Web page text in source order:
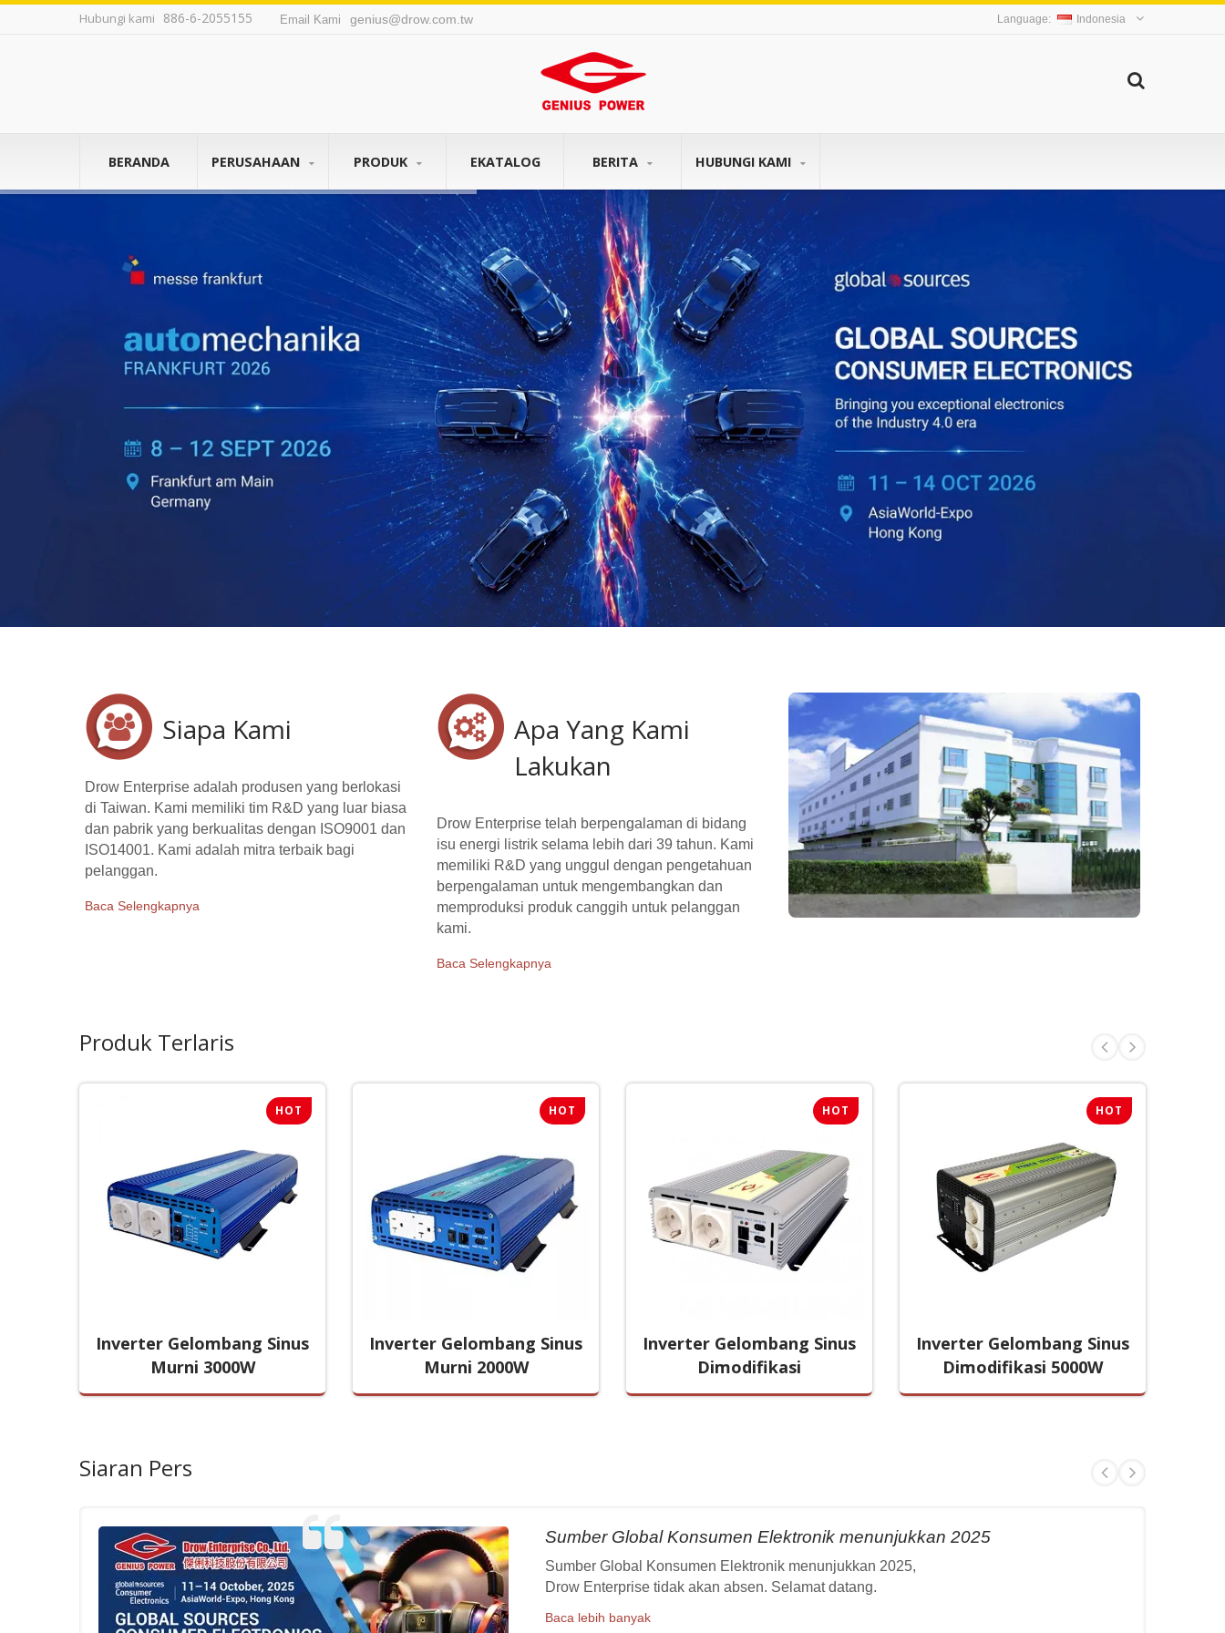
Hubungi kami 886-6-2055155 Email Kami genius@drow.com.tw Indonesia
BERANDA PERUSAHAAN PRODUK EKATALOG BERITA HUBUNGI KAMI
Siapa Kami
Drow Enterprise adalah produsen yang berlokasi
di Taiwan. Kami memiliki tim R&D yang luar biasa
dan pabrik yang berkualitas dengan ISO9001 dan
ISO14001. Kami adalah mitra terbaik bagi
pelanggan.
Baca Selengkapnya
Apa Yang Kami
Lakukan
Drow Enterprise telah berpengalaman di bidang
isu energi listrik selama lebih dari 39 tahun. Kami
memiliki R&D yang unggul dengan pengetahuan
berpengalaman untuk mengembangkan dan
memproduksi produk canggih untuk pelanggan
kami.
Baca Selengkapnya
Produk Terlaris
HOT
Inverter Gelombang Sinus
Murni 3000W
HOT
Inverter Gelombang Sinus
Murni 2000W
HOT
Inverter Gelombang Sinus
Dimodifikasi
HOT
Inverter Gelombang Sinus
Dimodifikasi 5000W
Siaran Pers
Sumber Global Konsumen Elektronik menunjukkan 2025
Sumber Global Konsumen Elektronik menunjukkan 2025,
Drow Enterprise tidak akan absen. Selamat datang.
Baca lebih banyak